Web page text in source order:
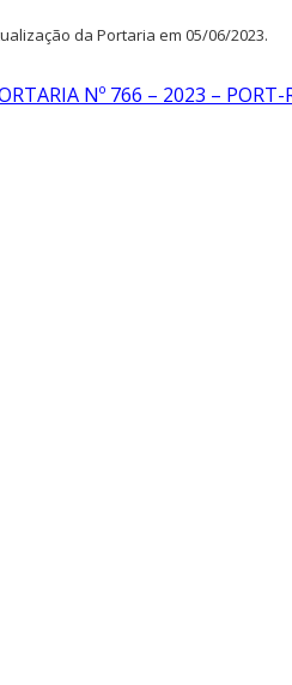
da Portaria em 05/06/2023.
Nº 766 – 2023 – PORT-